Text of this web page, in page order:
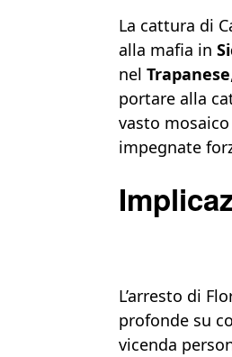
La cattura di
alla mafia in
nel Trapanese
portare alla
vasto
impegnate
L’arresto di
profonde su
vicenda